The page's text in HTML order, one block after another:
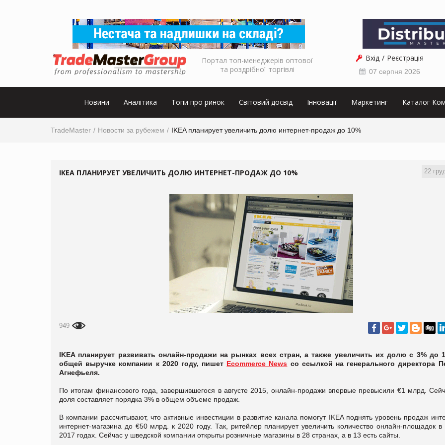
Портал топ-менеджерів оптової
та роздрібної торгівлі
Вхід Реєстрація
07 серпня 2026
Новини Аналітика Топи про ринок Світовий досвід Інновації Маркетинг Каталог
TradeMaster Новости за рубежем IKEA планирует увеличить долю интернет-продаж до 10%
22
IKEA ПЛАНИРУЕТ УВЕЛИЧИТЬ ДОЛЮ ИНТЕРНЕТ-ПРОДАЖ ДО 10%
949
IKEA планирует развивать онлайн-продажи на рынках всех стран, а также увеличить их долю с 3% до
общей выручке компании к 2020 году, пишет Ecommerce News со ссылкой на генерального директора
Агнефьеля.
По итогам финансового года, завершившегося в августе 2015, онлайн-продажи впервые превысили €1 млрд.
доля составляет порядка 3% в общем объеме продаж.
В компании рассчитывают, что активные инвестиции в развитие канала помогут IKEA поднять уровень продаж
интернет-магазина до €50 млрд. к 2020 году. Так, ритейлер планирует увеличить количество онлайн-площадок в
2017 годах. Сейчас у шведской компании открыты розничные магазины в 28 странах, а в 13 есть сайты.